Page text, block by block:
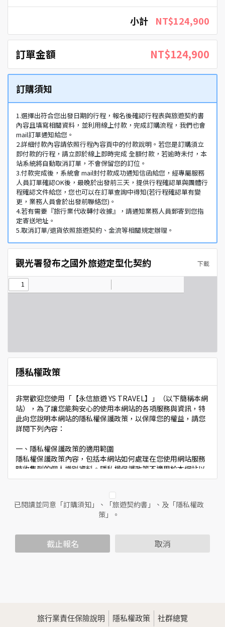
小計 NT$124,900
訂單金額 NT$124,900
訂購須知
1.選擇出符合您出發日期的行程，報名後確認行程表與旅遊契約書
內容且填寫相關資料，並利用線上付款，完成訂購流程，我們也會
mail訂單通知給您。
2.詳細付款內容請依照行程內容頁中的付款說明。若您是訂購須立
即付款的行程，請立即於線上即時完成 全額付款，若逾時未付，本
站系統將自動取消訂單，不會保留您的訂位。
3.付款完成後，系統會 mail封付款成功通知信函給您，經專屬服務
人員訂單確認OK後，最晚於出發前三天，提供行程確認單與團體行
程確認文件給您，您也可以在訂單查詢中得知(若行程確認單有變
更，業務人員會於出發前聯絡您)。
4.若有需要『旅行業代收轉付收據』，請通知業務人員郵寄到您指
定寄送地址。
5.取消訂單/退貨依照旅遊契約、金流等相關規定辦理。
觀光署發布之國外旅遊定型化契約 下載
隱私權政策
非常歡迎您使用「【永信旅遊 YS TRAVEL】」（以下簡稱本網
站），為了讓您能夠安心的使用本網站的各項服務與資訊，特
此向您說明本網站的隱私權保護政策，以保障您的權益，請您
詳閱下列內容：
一、隱私權保護政策的適用範圍
隱私權保護政策內容，包括本網站如何處理在您使用網站服務
時收集到的個人識別資料。隱私權保護政策不適用於本網站以
外的相關連結網站，也不適用於非本網站所委託或參與管理的
二、個人資料的蒐集、處理及利用方式
當您造訪本網站或使用本網站所提供之功能服務時，我們將視
範圍內處理及利用您的個人資料；非經您書面同意，本網站不
會將個人資料用於其他用途。
為提供精確的服務，我們會將收集的問卷調查內容進行統計與
已閱讀並同意「訂購須知」、「旅遊契約書」、及「隱私權政
策」。
截止報名 取消
旅行業責任保險說明 隱私權政策 社群總覽